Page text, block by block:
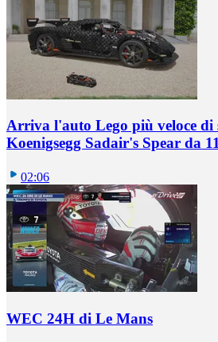
Arriva l'auto Lego più veloce di
Koenigsegg Sadair's Spear da
02:06
WEC 24H di Le Mans